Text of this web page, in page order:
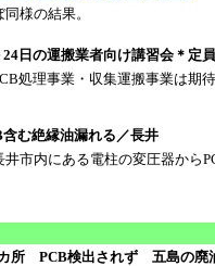
様の結果。
日の運搬業者向け講習会＊定
処理事業・収集運搬事業は期
む絶縁油漏れる／長井
市内にある電柱の変圧器から
所 PCB検出されず 五島の廃